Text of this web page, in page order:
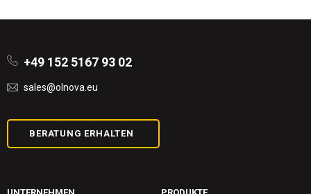
+49 152 5167 93 02
sales@olnova.eu
BERATUNG ERHALTEN